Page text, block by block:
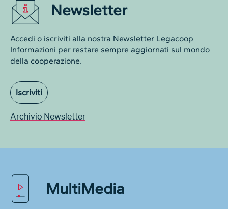
Newsletter
Accedi o iscriviti alla nostra Newsletter Legacoop
Informazioni per restare sempre aggiornati sul mondo
della cooperazione.
Iscriviti
Archivio Newsletter
MultiMedia